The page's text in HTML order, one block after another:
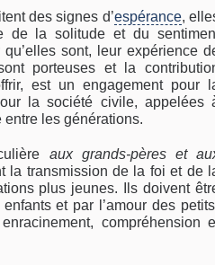
des signes d’espérance,
de la solitude et du
sont, leur expérience
porteuses et la
est un engagement pour
la société civile, appelées
entre les générations.
aux grands-pères et
la transmission de la foi et de
plus jeunes. Ils doivent
et par l’amour des
compréhension